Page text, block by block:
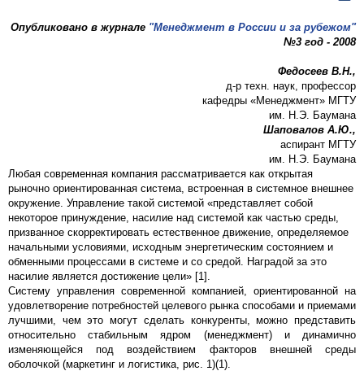
Опубликовано в журнале "Менеджмент в России и за рубежом"
№3 год - 2008
Федосеев В.Н.,
д-р техн. наук, профессор
кафедры «Менеджмент» МГТУ
им. Н.Э. Баумана
Шаповалов А.Ю.,
аспирант МГТУ
им. Н.Э. Баумана
Любая современная компания рассматривается как открытая
рыночно ориентированная система, встроенная в системное внешнее
окружение. Управление такой системой «представляет собой
некоторое принуждение, насилие над системой как частью среды,
призванное скорректировать естественное движение, определяемое
начальными условиями, исходным энергетическим состоянием и
обменными процессами в системе и со средой. Наградой за это
насилие является достижение цели» [1].
Систему управления современной компанией, ориентированной на
удовлетворение потребностей целевого рынка способами и приемами
лучшими, чем это могут сделать конкуренты, можно представить
относительно стабильным ядром (менеджмент) и динамично
изменяющейся под воздействием факторов внешней среды
оболочкой (маркетинг и логистика, рис. 1)(1).